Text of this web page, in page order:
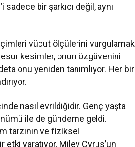
bir şarkıcı değil, aynı
vücut ölçülerini vurgulamak
kesimler, onun özgüvenini
onu yeniden tanımlıyor. Her bir
nasıl evrildiğidir. Genç yaşta
ile de gündeme geldi.
tarzının ve fiziksel
yaratıyor. Miley Cyrus’un